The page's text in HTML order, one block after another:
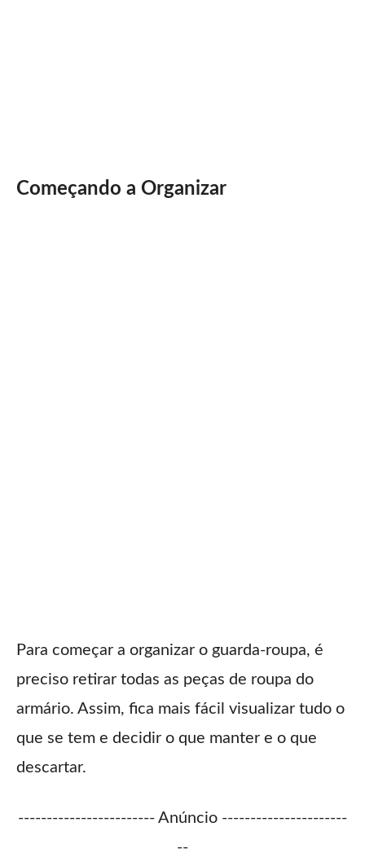
Começando a Organizar
Para começar a organizar o guarda-roupa, é
preciso retirar todas as peças de roupa do
armário. Assim, fica mais fácil visualizar tudo o
que se tem e decidir o que manter e o que
descartar.
------------------------ Anúncio ----------------------
--